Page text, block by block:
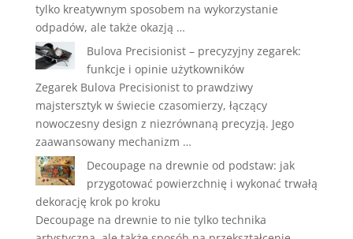
tylko kreatywnym sposobem na wykorzystanie
odpadów, ale także okazją …
Bulova Precisionist – precyzyjny zegarek:
funkcje i opinie użytkowników
Zegarek Bulova Precisionist to prawdziwy
majstersztyk w świecie czasomierzy, łączący
nowoczesny design z niezrównaną precyzją. Jego
zaawansowany mechanizm …
Decoupage na drewnie od podstaw: jak
przygotować powierzchnię i wykonać trwałą
dekorację krok po kroku
Decoupage na drewnie to nie tylko technika